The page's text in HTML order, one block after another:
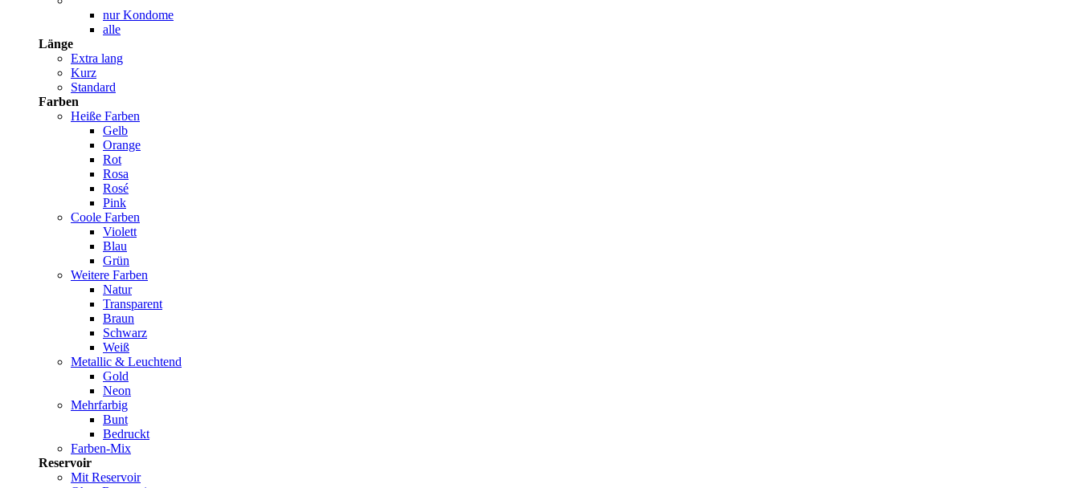
nur Kondome
alle
Länge
Extra lang
Kurz
Standard
Farben
Heiße Farben
Gelb
Orange
Rot
Rosa
Rosé
Pink
Coole Farben
Violett
Blau
Grün
Weitere Farben
Natur
Transparent
Braun
Schwarz
Weiß
Metallic & Leuchtend
Gold
Neon
Mehrfarbig
Bunt
Bedruckt
Farben-Mix
Reservoir
Mit Reservoir